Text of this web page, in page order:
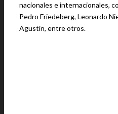
nacionales e internacionales,
Pedro Friedeberg, Leonardo
Agustín, entre otros.